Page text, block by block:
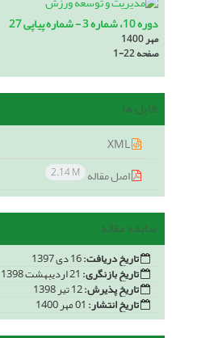
دوره 10، شماره 3 - شماره پیاپی 27
مهر 1400
صفحه1-22
فایل ها
اصل مقاله 2.14 M
سابقه مقاله
تاریخ دریافت:
تاریخ بازنگری:
تاریخ پذیرش:
تاریخ انتشار: